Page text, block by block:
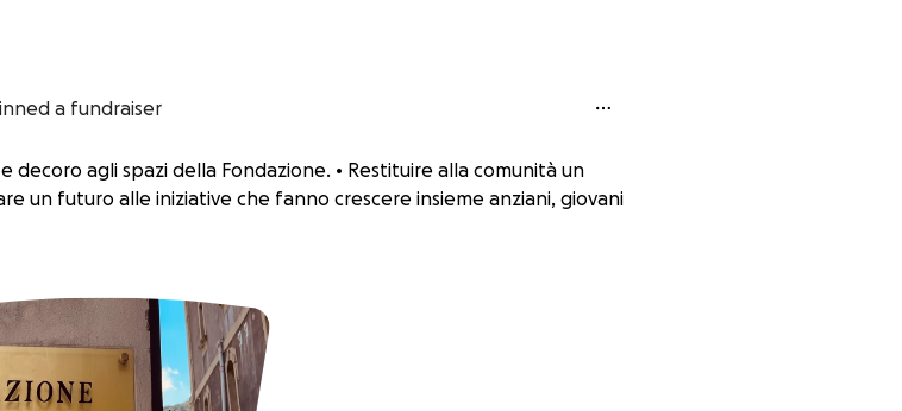
a fundraiser
decoro agli spazi della Fondazione. • Restituire alla comunità un
un futuro alle iniziative che fanno crescere insieme anziani, giovani